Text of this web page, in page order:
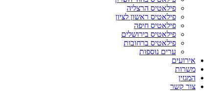
פילאטיס הרצליה
פילאטיס ראשון לציון
פילאטיס חיפה
פילאטיס בירושלים
פילאטיס ברחובות
ערים נוספות
אירועים
משרות
המגזין
צור קשר